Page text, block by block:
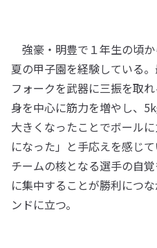
強豪・明豊で１年生の頃
夏の甲子園を経験している
フォークを武器に三振を取
身を中心に筋力を増やし、
大きくなったことでボール
になった」と手応えを感じ
チームの核となる選手の自
に集中することが勝利につ
ンドに立つ。